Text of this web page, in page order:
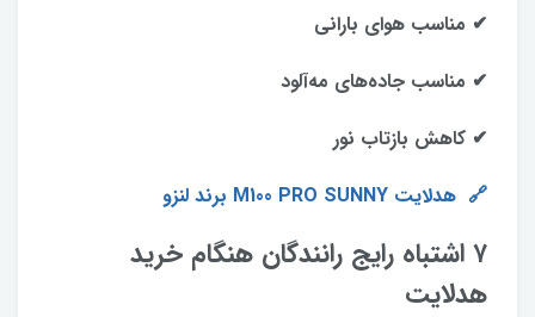
✔ مناسب هوای بارانی
✔ مناسب جاده‌های مه‌آلود
✔ کاهش بازتاب نور
🔗 هدلایت M100 PRO SUNNY برند لنزو
۷ اشتباه رایج رانندگان هنگام خرید
هدلایت